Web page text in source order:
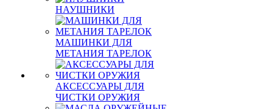
НАУШНИКИ
МАШИНКИ ДЛЯ
МЕТАНИЯ ТАРЕЛОК
АКСЕССУАРЫ ДЛЯ
ЧИСТКИ ОРУЖИЯ